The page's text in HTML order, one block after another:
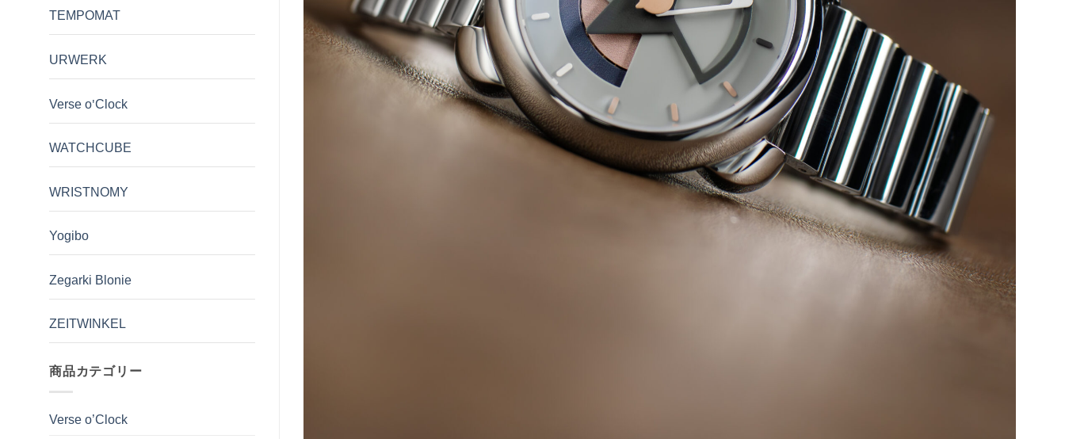
TEMPOMAT
URWERK
Verse o'Clock
WATCHCUBE
WRISTNOMY
Yogibo
Zegarki Blonie
ZEITWINKEL
商品カテゴリー
Verse o’Clock